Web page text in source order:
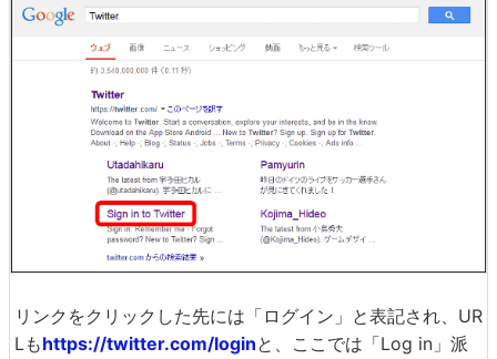
リンクをクリックした先には「ログイン」と表記され、UR
Lもhttps://twitter.com/loginと、ここでは「Log in」派